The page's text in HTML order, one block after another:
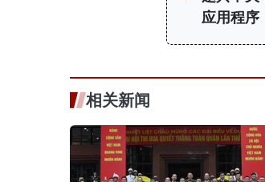
应用程序
相关新闻